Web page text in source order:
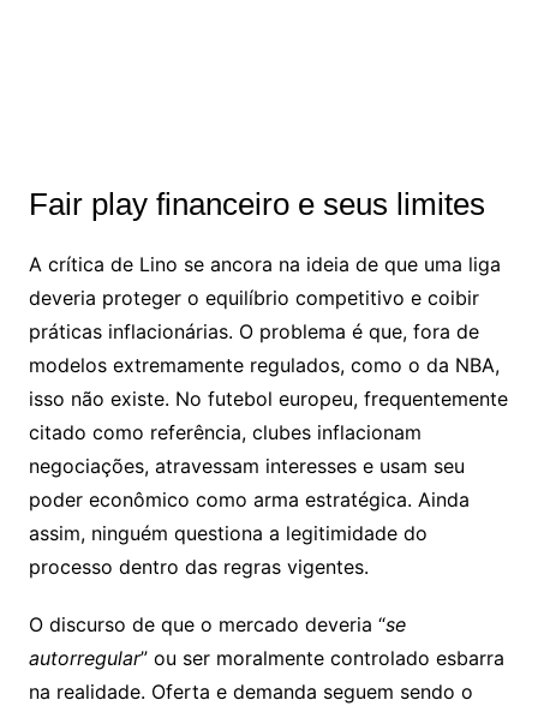
Fair play financeiro e seus limites
A crítica de Lino se ancora na ideia de que uma liga
deveria proteger o equilíbrio competitivo e coibir
práticas inflacionárias. O problema é que, fora de
modelos extremamente regulados, como o da NBA,
isso não existe. No futebol europeu, frequentemente
citado como referência, clubes inflacionam
negociações, atravessam interesses e usam seu
poder econômico como arma estratégica. Ainda
assim, ninguém questiona a legitimidade do
processo dentro das regras vigentes.
O discurso de que o mercado deveria “se
autorregular” ou ser moralmente controlado esbarra
na realidade. Oferta e demanda seguem sendo o